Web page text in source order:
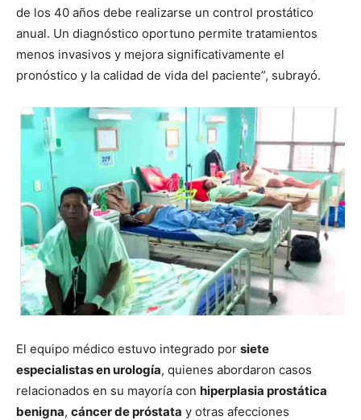
de los 40 años debe realizarse un control prostático
anual. Un diagnóstico oportuno permite tratamientos
menos invasivos y mejora significativamente el
pronóstico y la calidad de vida del paciente”, subrayó.
El equipo médico estuvo integrado por siete
especialistas en urología, quienes abordaron casos
relacionados en su mayoría con hiperplasia prostática
benigna, cáncer de próstata y otras afecciones